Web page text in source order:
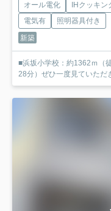
オール電化 IHクッキ
電気有
照明器具付き
新築
■浜坂小学校：約1362ｍ（
28分）ぜひ一度見ていただ